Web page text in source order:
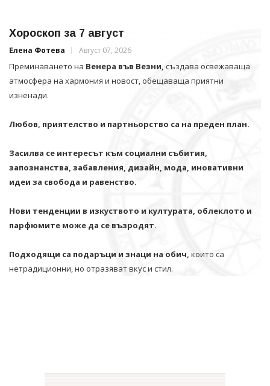
Хороскоп за 7 август
Елена Фотева Август 07, 2026
Преминаването на Венера във Везни, създава освежаваща
атмосфера на хармония и новост, обещаваща приятни
изненади.
Любов, приятелство и партньорство са на преден план.
Засилва се интересът към социални събития,
запознанства, забавления, дизайн, мода, иновативни
идеи за свобода и равенство.
Нови тенденции в изкуството и културата, облеклото и
парфюмите може да се възродят.
Подходящи са подаръци и знаци на обич, които са
нетрадиционни, но отразяват вкус и стил.